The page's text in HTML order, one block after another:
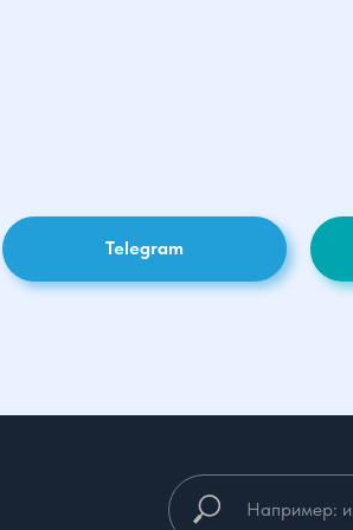
Telegram